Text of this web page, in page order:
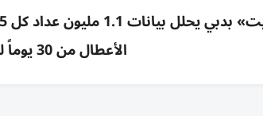
الأعطال من 30 يوماً لساعة واحدة